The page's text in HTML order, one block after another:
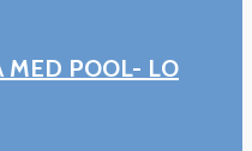
MED POOL- LO